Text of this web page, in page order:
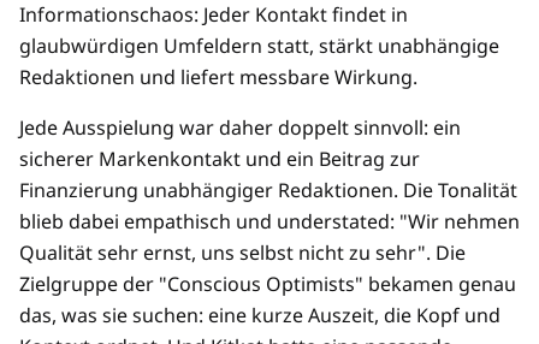
Informationschaos: Jeder Kontakt findet in
glaubwürdigen Umfeldern statt, stärkt unabhängige
Redaktionen und liefert messbare Wirkung.
Jede Ausspielung war daher doppelt sinnvoll: ein
sicherer Markenkontakt und ein Beitrag zur
Finanzierung unabhängiger Redaktionen. Die Tonalität
blieb dabei empathisch und understated: "Wir nehmen
Qualität sehr ernst, uns selbst nicht zu sehr". Die
Zielgruppe der "Conscious Optimists" bekamen genau
das, was sie suchen: eine kurze Auszeit, die Kopf und